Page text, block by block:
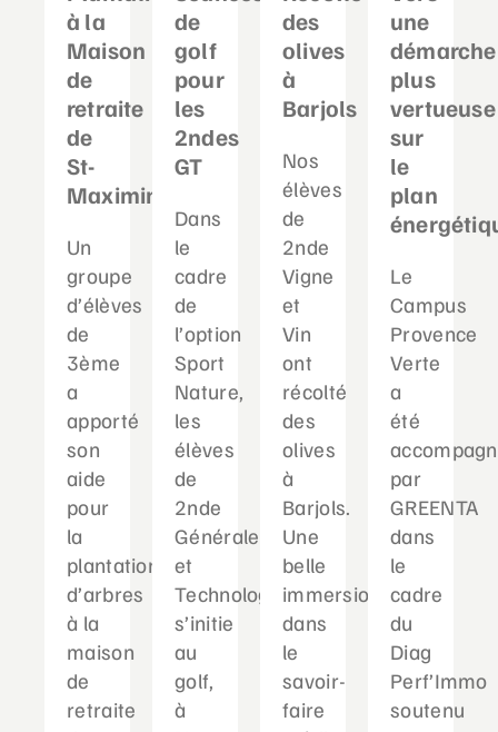
à la
Maison
de
retraite
de
St-
Maximin
Un
groupe
d’élèves
de
3ème
a
apporté
son
aide
pour
la
plantation
d’arbres
à la
maison
de
retraite
de
golf
pour
les
2ndes
GT
Dans
le
cadre
de
l’option
Sport
Nature,
les
élèves
de
2nde
Générale
et
Technologique
s’initie
au
golf,
à
des
olives
à
Barjols
Nos
élèves
de
2nde
Vigne
et
Vin
ont
récolté
des
olives
à
Barjols.
Une
belle
immersion
dans
le
savoir-
faire
une
démarche
plus
vertueuse
sur
le
plan
Le
Campus
Provence
Verte
a
été
par
GREENTA
dans
le
cadre
du
Diag
Perf’Immo
soutenu